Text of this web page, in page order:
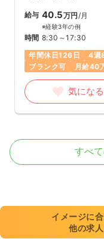
給与 40.5万円/月
※経験3年の例
時間 8:30～17:30
年間休日126日
4週
ブランク可
月給40
気になる
訪問看護 正看護師
8:30～17:30
すべ
イメージに
他の求